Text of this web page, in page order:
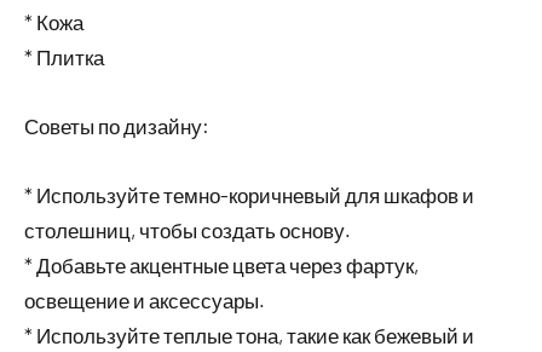
* Кожа
* Плитка
Советы по дизайну:
* Используйте темно-коричневый для шкафов и
столешниц, чтобы создать основу.
* Добавьте акцентные цвета через фартук,
освещение и аксессуары.
* Используйте теплые тона, такие как бежевый и